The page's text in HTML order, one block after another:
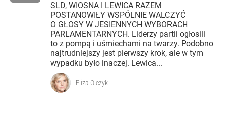
SLD, WIOSNA I LEWICA RAZEM
POSTANOWIŁY WSPÓLNIE WALCZYĆ
O GŁOSY W JESIENNYCH WYBORACH
PARLAMENTARNYCH. Liderzy partii ogłosili
to z pompą i uśmiechami na twarzy. Podobno
najtrudniejszy jest pierwszy krok, ale w tym
wypadku było inaczej. Lewica...
Eliza Olczyk